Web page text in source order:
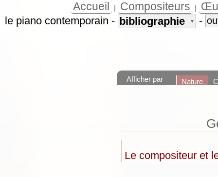
Accueil Compositeurs
Afficher par Nature
Le compositeur et
le piano contemporain - bibliographie ▼ -